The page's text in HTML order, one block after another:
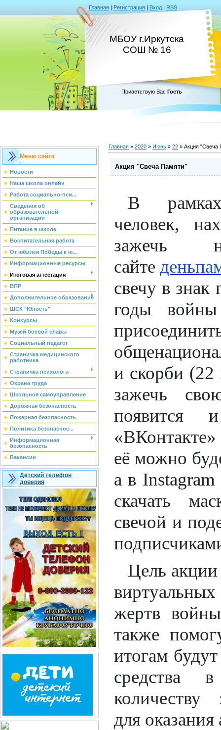
Главная | Регистрация | Вход | RSS
МБОУ г.Иркутска
СОШ № 16
Приветствую Вас Гость
Меню сайта
Новости
Наша школа онлайн
Работа социально-пси...
Сведения об
образовательной
организации
Питание в школе
Воспитательная работа
От юбилея Победы к ю...
Информационные ресурсы
Итоговая аттестация
ВПР
Дополнительное образование
ШСК "Юность"
Конкурсы
Музей боевой славы
Социальный педагог
Страничка медицинского
работника
Страничка психолога
Охрана труда
Школьное самоуправление
Дорожная безопасность
Пожарная безопасность
Политика безопаснос...
Информационная
безопасность
Вакансии
Детский телефон
доверия
Главная » 2020 » Июнь » 22 » Акция "Свеча
Акция "Свеча Памяти"
В
человек,
зажечь
сайте
свечу в
годы
и скорби
зажечь
появится
её можно
а в Instagram
скачать
свечой и
Цель
жертв
также
итогам
средства
для